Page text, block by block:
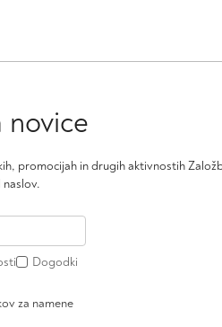
novice
promocijah in drugih aktivnostih
Dogodki
za namene